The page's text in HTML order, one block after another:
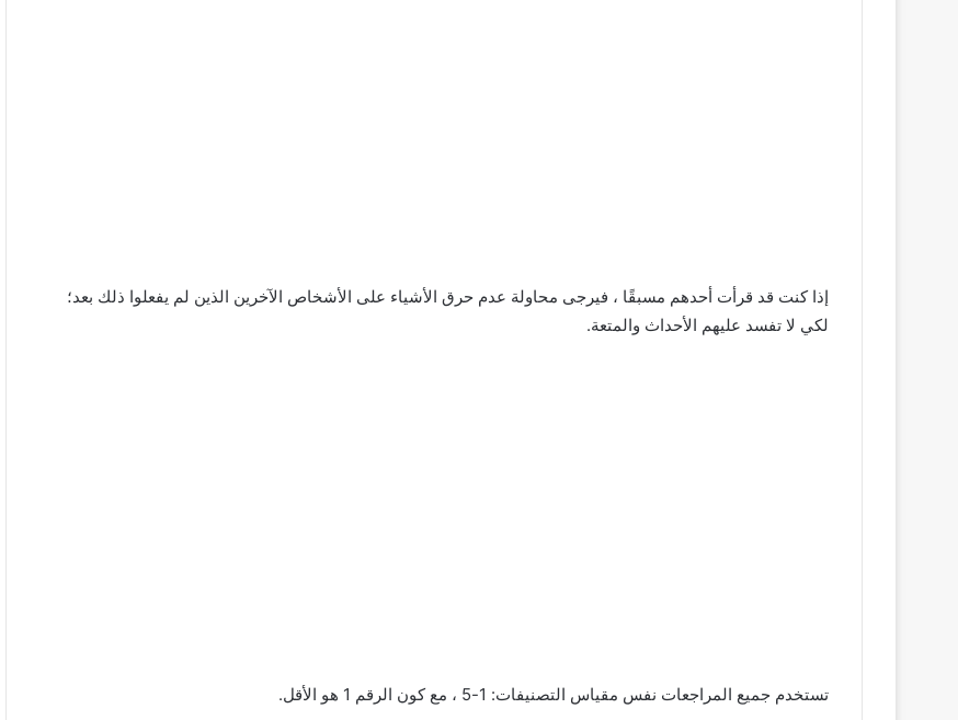
إذا كنت قد قرأت أحدهم مسبقًا ، فيرجى محاولة عدم حرق الأشياء على الأشخاص الآخرين الذين لم يفعلوا ذلك بعد؛
لكي لا تفسد عليهم الأحداث والمتعة.
تستخدم جميع المراجعات نفس مقياس التصنيفات: 1-5 ، مع كون الرقم 1 هو الأقل.